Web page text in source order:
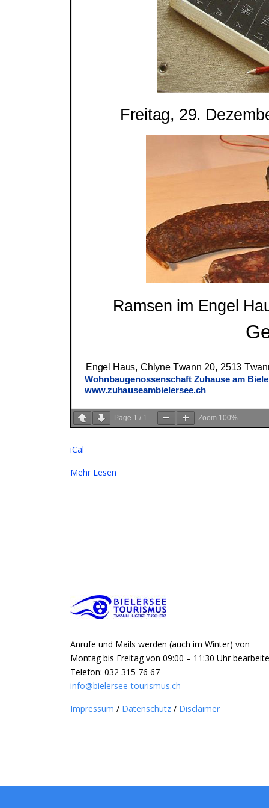
Page 1 / 1 Zoom 100%
iCal
Mehr Lesen
Anrufe und Mails werden (auch im Winter) von
Montag bis Freitag von 09:00 – 11:30 Uhr
Telefon: 032 315 76 67
info@bielersee-tourismus.ch
Impressum / Datenschutz / Disclaimer